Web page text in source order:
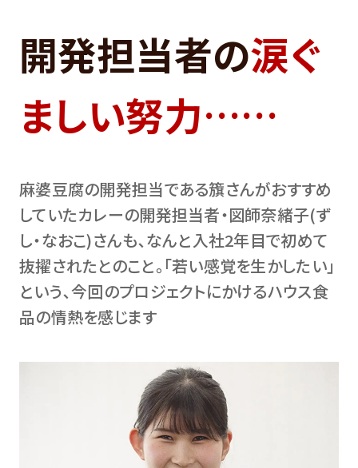
開発担当者の涙ぐ
ましい努力……
麻婆豆腐の開発担当である籏さんがおすすめ
していたカレーの開発担当者・図師奈緒子(ず
し・なおこ)さんも､なんと入社2年目で初めて
抜擢されたとのこと。｢若い感覚を生かしたい｣
という､今回のプロジェクトにかけるハウス食
品の情熱を感じます